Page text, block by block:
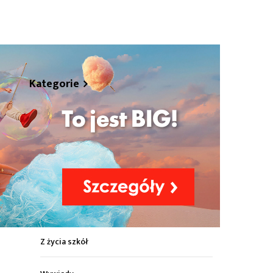
Kategorie
Z życia miasta
Sport
Kultura
Wiadomości z regionu
Z życia szkół